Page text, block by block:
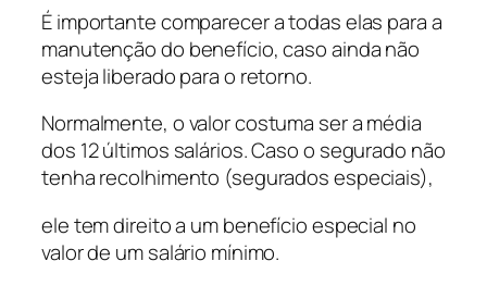
É importante comparecer a todas elas para a
manutenção do benefício, caso ainda não
esteja liberado para o retorno.
Normalmente, o valor costuma ser a média
dos 12 últimos salários. Caso o segurado não
tenha recolhimento (segurados especiais),
ele tem direito a um benefício especial no
valor de um salário mínimo.